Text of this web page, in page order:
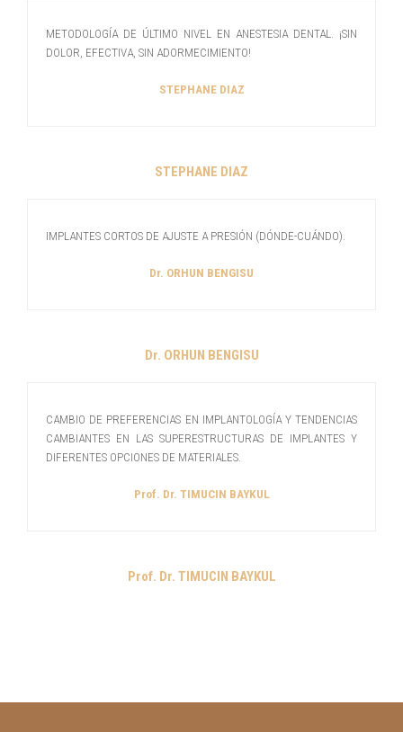
METODOLOGÍA DE ÚLTIMO NIVEL EN ANESTESIA DENTAL. ¡SIN
DOLOR, EFECTIVA, SIN ADORMECIMIENTO!
STEPHANE DIAZ
STEPHANE DIAZ
IMPLANTES CORTOS DE AJUSTE A PRESIÓN (DÓNDE-CUÁNDO).
Dr. ORHUN BENGISU
Dr. ORHUN BENGISU
CAMBIO DE PREFERENCIAS EN IMPLANTOLOGÍA Y TENDENCIAS
CAMBIANTES EN LAS SUPERESTRUCTURAS DE IMPLANTES Y
DIFERENTES OPCIONES DE MATERIALES.
Prof. Dr. TIMUCIN BAYKUL
Prof. Dr. TIMUCIN BAYKUL